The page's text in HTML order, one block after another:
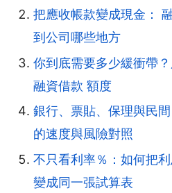
把應收帳款變成現金：
到公司哪些地方
你到底需要多少緩衝帶
融資借款 額度
銀行、票貼、保理與民
的速度與風險對照
不只看利率％：如何把
變成同一張試算表